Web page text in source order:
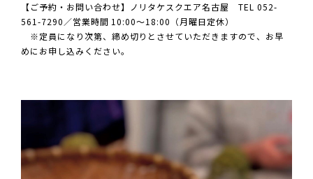
【ご予約・お問い合わせ】ノリタケスクエア名古屋 TEL 052-
561-7290／営業時間 10:00〜18:00（月曜日定休）
※定員になり次第、締め切りとさせていただきますので、お早
めにお申し込みください。